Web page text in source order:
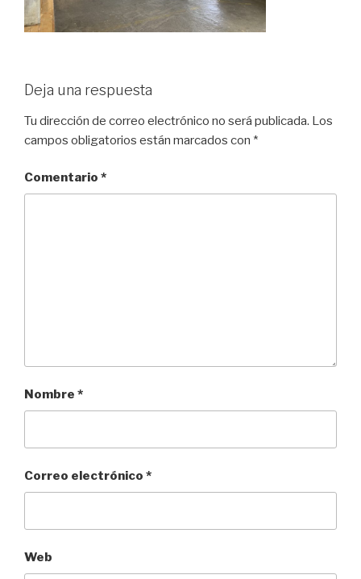
Deja una respuesta
Tu dirección de correo electrónico no será publicada. Los
campos obligatorios están marcados con *
Comentario *
Nombre *
Correo electrónico *
Web